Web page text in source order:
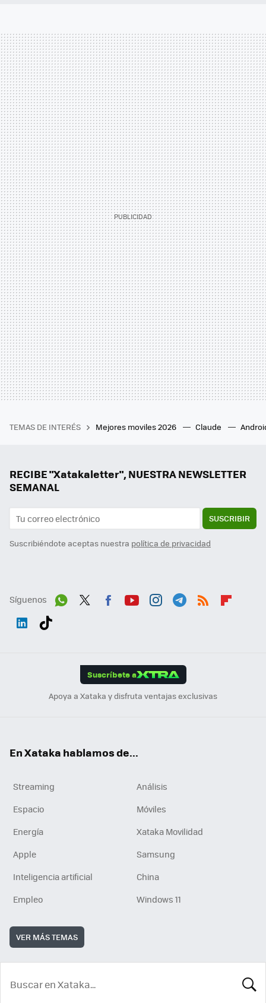
TEMAS DE INTERÉS Mejores moviles 2026 Claude
RECIBE "Xatakaletter", NUESTRA NEWSLETTER
SEMANAL
SUSCRIBIR
Suscribiéndote aceptas nuestra política de privacidad
Síguenos
Suscríbete a
Apoya a Xataka y disfruta ventajas exclusivas
En Xataka hablamos de...
Streaming
Análisis
Espacio
Móviles
Energía
Xataka Movilidad
Apple
Samsung
Inteligencia artificial
China
Empleo
Windows 11
VER MÁS TEMAS